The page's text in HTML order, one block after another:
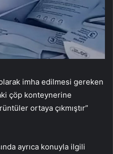
imha edilmesi gereken
çöp konteynerine
ortaya çıkmıştır”
ayrıca konuyla ilgili